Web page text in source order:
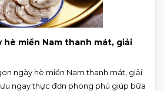
hè miền Nam thanh mát, giải
ngày hè miền Nam thanh mát, giải
ngay thực đơn phong phú giúp bữa